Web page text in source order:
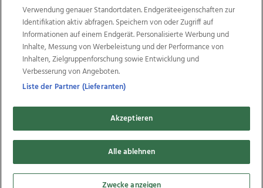
Weitere Angebote des Medienhauses Wimmer
TV1 di-mog-i.at OÖNow
Ischler Woche
Life Radio
OÖNachrichten
OÖN Immobilien
OÖN Karriere
OÖN Reise
Promenaden Galerien
Regionaljobs
wasistlos.at
Copyrights © 2026 Tips Zeitungs GmbH & Co KG
developed by11x11.net
Cookie Einstellungen bearbeiten
Verwendung genauer Standortdaten. Endgeräteeigenschaften zur
Identifikation aktiv abfragen. Speichern von oder Zugriff auf
Informationen auf einem Endgerät. Personalisierte Werbung und
Inhalte, Messung von Werbeleistung und der Performance von
Inhalten, Zielgruppenforschung sowie Entwicklung und
Verbesserung von Angeboten.
Liste der Partner (Lieferanten)
Akzeptieren
Alle ablehnen
Zwecke anzeigen